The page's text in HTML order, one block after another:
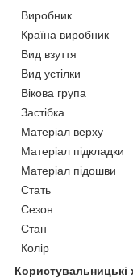
Виробник
Країна виробник
Вид взуття
Вид устілки
Вікова група
Застібка
Матеріал верху
Матеріал підкладки
Матеріал підошви
Стать
Сезон
Стан
Колір
Користувальницькі